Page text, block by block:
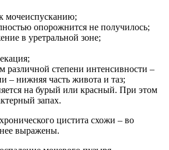
мочеиспусканию;
опорожнится не получилось;
в уретральной зоне;
различной степени интенсивности –
– нижняя часть живота и таз;
на бурый или красный. При этом
запах.
цистита схожи – во
выражены.